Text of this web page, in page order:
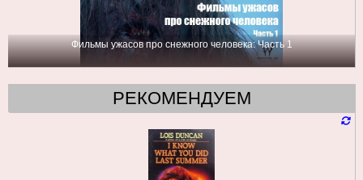
Фильмы ужасов про снежного человека: Часть 1
РЕКОМЕНДУЕМ